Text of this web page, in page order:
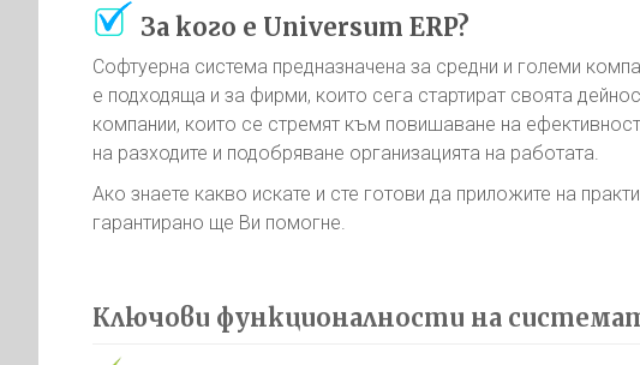
За кого е Universum ERP?
Софтуерна система предназначена за средни и големи
е подходяща и за фирми, които сега стартират своята
компании, които се стремят към повишаване на
на разходите и подобряване организацията на работата.
Ако знаете какво искате и сте готови да приложите на
гарантирано ще Ви помогне.
Ключови функционалности на